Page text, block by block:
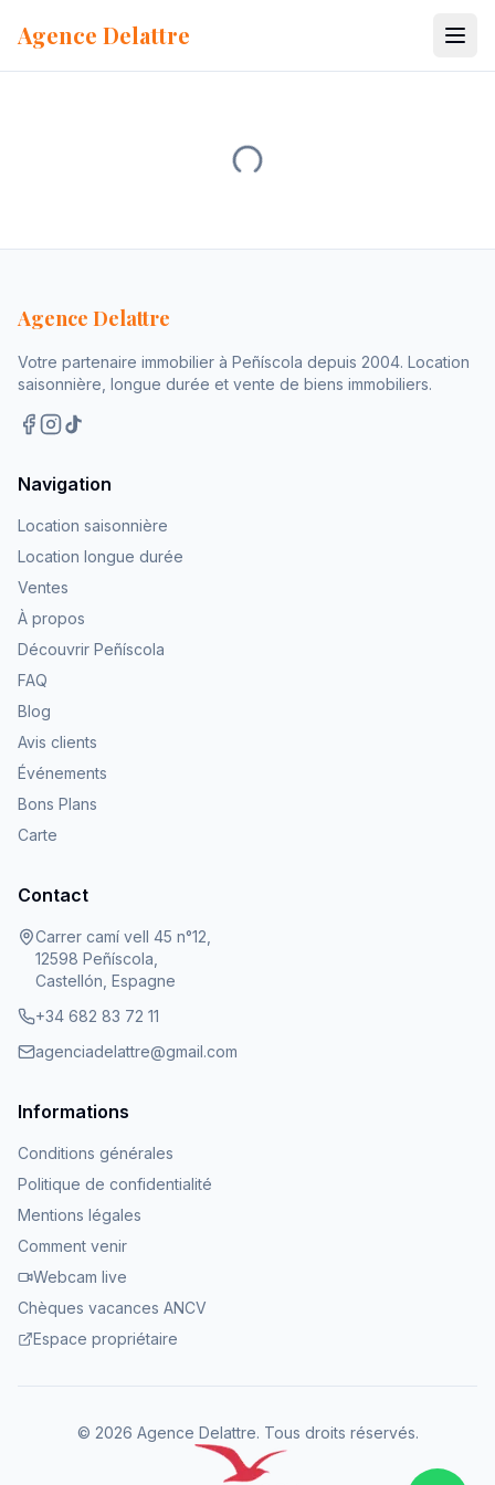
Agence Delattre
Agence Delattre
Votre partenaire immobilier à Peñíscola depuis 2004. Location
saisonnière, longue durée et vente de biens immobiliers.
Navigation
Location saisonnière
Location longue durée
Ventes
À propos
Découvrir Peñíscola
FAQ
Blog
Avis clients
Événements
Bons Plans
Carte
Contact
Carrer camí vell 45 n°12,
12598 Peñíscola,
Castellón, Espagne
+34 682 83 72 11
agenciadelattre@gmail.com
Informations
Conditions générales
Politique de confidentialité
Mentions légales
Comment venir
Webcam live
Chèques vacances ANCV
Espace propriétaire
© 2026 Agence Delattre. Tous droits réservés.